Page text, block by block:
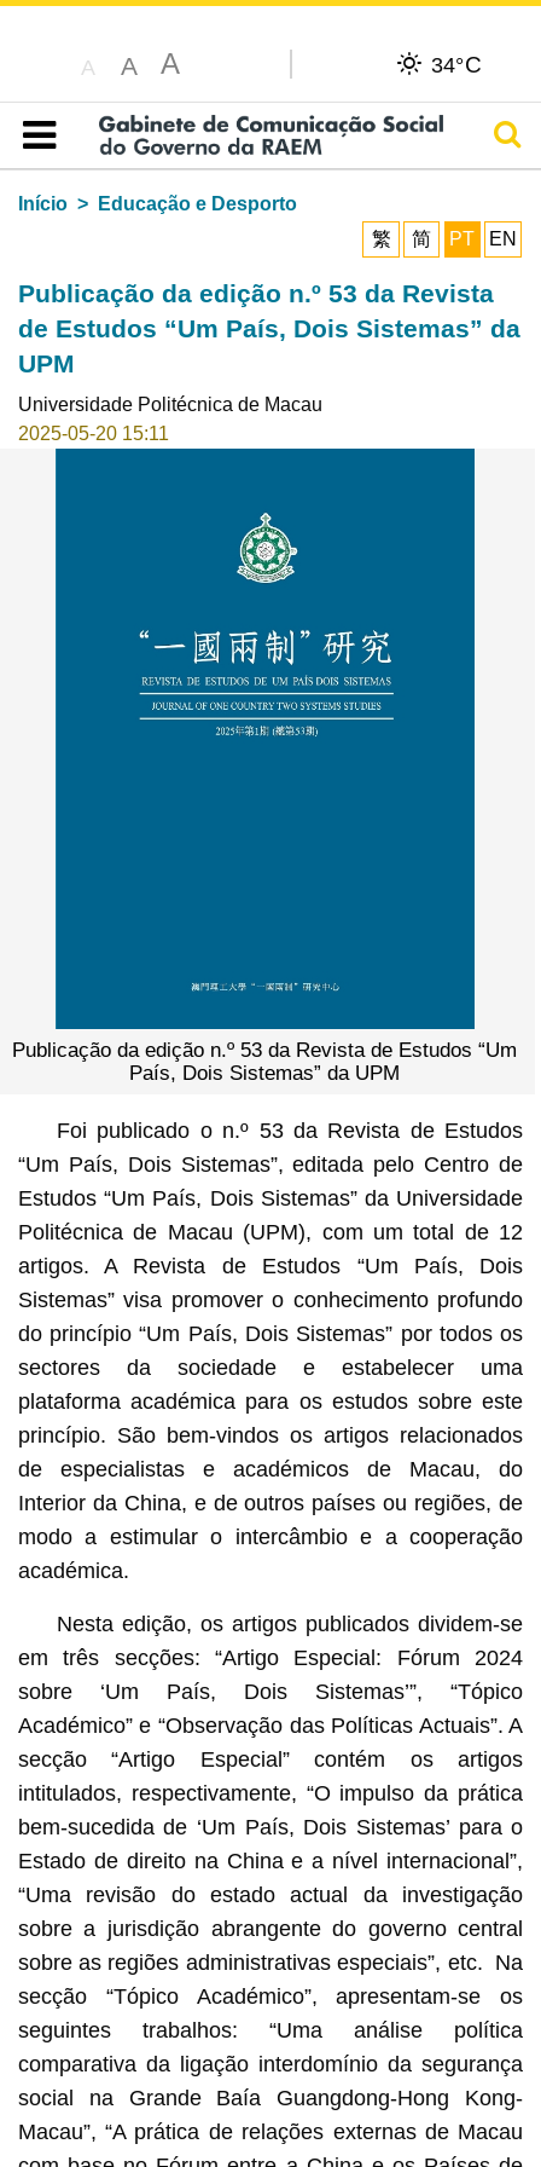
A A A 34°C
Índice
Início
Educação e Desporto
繁
简 PT EN
Publicação da edição n.º 53 da Revista
de Estudos “Um País, Dois Sistemas” da
UPM
Universidade Politécnica de Macau
2025-05-20 15:11
Publicação da edição n.º 53 da Revista de Estudos “Um
País, Dois Sistemas” da UPM
Foi publicado o n.º 53 da Revista de Estudos
“Um País, Dois Sistemas”, editada pelo Centro de
Estudos “Um País, Dois Sistemas” da Universidade
Politécnica de Macau (UPM), com um total de 12
artigos. A Revista de Estudos “Um País, Dois
Sistemas” visa promover o conhecimento profundo
do princípio “Um País, Dois Sistemas” por todos os
sectores da sociedade e estabelecer uma
plataforma académica para os estudos sobre este
princípio. São bem-vindos os artigos relacionados
de especialistas e académicos de Macau, do
Interior da China, e de outros países ou regiões, de
modo a estimular o intercâmbio e a cooperação
académica.
Nesta edição, os artigos publicados dividem-se
em três secções: “Artigo Especial: Fórum 2024
sobre ‘Um País, Dois Sistemas’”, “Tópico
Académico” e “Observação das Políticas Actuais”. A
secção “Artigo Especial” contém os artigos
intitulados, respectivamente, “O impulso da prática
bem-sucedida de ‘Um País, Dois Sistemas’ para o
Estado de direito na China e a nível internacional”,
“Uma revisão do estado actual da investigação
sobre a jurisdição abrangente do governo central
sobre as regiões administrativas especiais”, etc. Na
secção “Tópico Académico”, apresentam-se os
seguintes trabalhos: “Uma análise política
comparativa da ligação interdomínio da segurança
social na Grande Baía Guangdong-Hong Kong-
Macau”, “A prática de relações externas de Macau